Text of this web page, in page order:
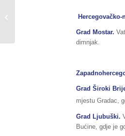
Hercegovačko-
Grad Mostar.
dimnjak.
Grad Široki
mjestu Gradac,
Grad Ljubuški.
Bućine, gdje je
u Federaciji BiH, za dane